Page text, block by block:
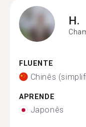
H.
FLUENTE
Chinês
APRENDE
Japonês